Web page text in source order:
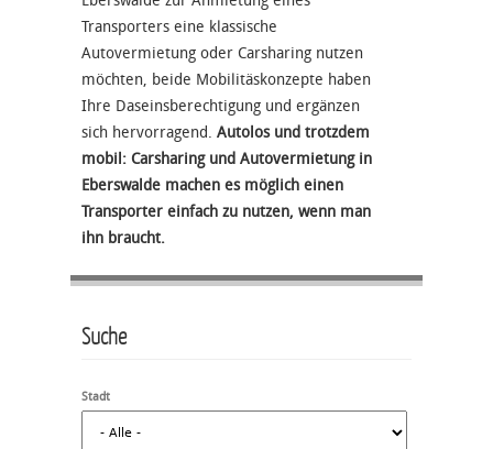
Transporters eine klassische
Autovermietung oder Carsharing nutzen
möchten, beide Mobilitäskonzepte haben
Ihre Daseinsberechtigung und ergänzen
sich hervorragend. Autolos und trotzdem
mobil: Carsharing und Autovermietung in
Eberswalde machen es möglich einen
Transporter einfach zu nutzen, wenn man
ihn braucht.
Suche
Stadt